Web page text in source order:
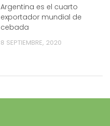
Argentina es el cuarto
exportador mundial de
cebada
8 SEPTIEMBRE, 2020